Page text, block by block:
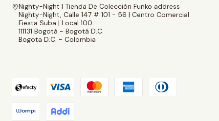
Nighty-Night | Tienda De Colección Funko address
Nighty-Night, Calle 147 # 101 - 56 | Centro Comercial
Fiesta Suba | Local 100
111131 Bogotá - Bogotá D.C.
Bogota D.C. - Colombia